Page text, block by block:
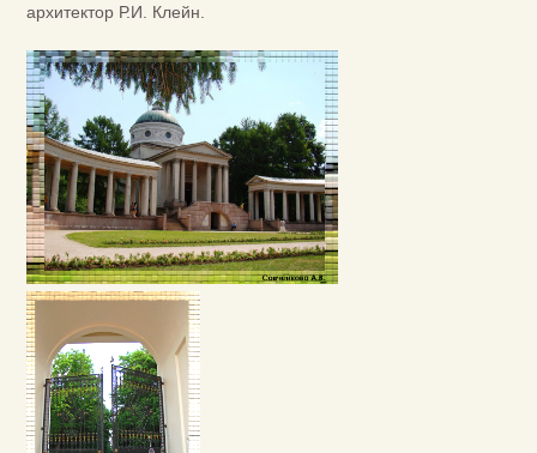
архитектор Р.И. Клейн.